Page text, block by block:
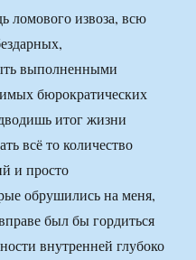
ломового извоза, всю
выполненными
бюрократических
итог жизни
всё то количество
и просто
обрушились на меня,
был бы гордиться
внутренней глубоко